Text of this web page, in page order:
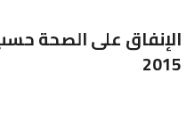
الإنفاق على الصحة
2015